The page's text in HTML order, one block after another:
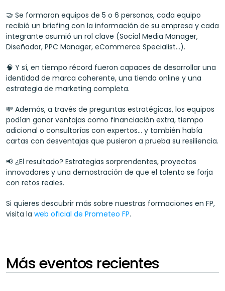
🤝 Se formaron equipos de 5 o 6 personas, cada equipo
recibió un briefing con la información de su empresa y cada
integrante asumió un rol clave (Social Media Manager,
Diseñador, PPC Manager, eCommerce Specialist…).
🧠 Y sí, en tiempo récord fueron capaces de desarrollar una
identidad de marca coherente, una tienda online y una
estrategia de marketing completa.
💸 Además, a través de preguntas estratégicas, los equipos
podían ganar ventajas como financiación extra, tiempo
adicional o consultorías con expertos… y también había
cartas con desventajas que pusieron a prueba su resiliencia.
📢 ¿El resultado? Estrategias sorprendentes, proyectos
innovadores y una demostración de que el talento se forja
con retos reales.
Si quieres descubrir más sobre nuestras formaciones en FP,
visita la web oficial de Prometeo FP.
Más eventos recientes